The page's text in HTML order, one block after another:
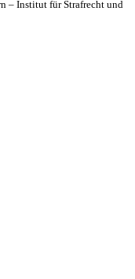
– Institut für Strafrecht und